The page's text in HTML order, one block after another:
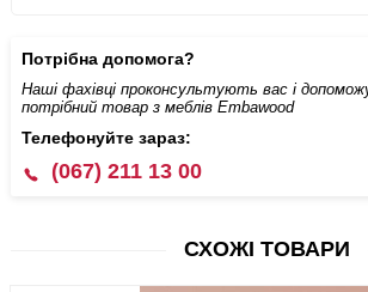
Потрібна допомога?
Наші фахівці проконсультують вас і
потрібний товар з меблів Embawood
Телефонуйте зараз:
(067) 211 13 00
СХОЖІ ТОВАРИ